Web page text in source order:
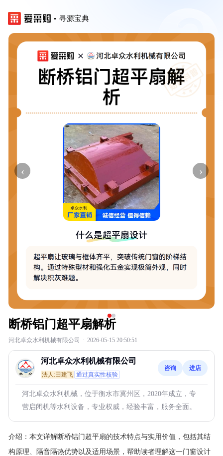
寻源宝典
‹ ›
断桥铝门超平扇解析
河北卓众水利机械有限公司 · 2026-05-15 20:50:51
河北卓众水利机械有限公司
法人:田建飞 通过真实性核验
咨询 进店
河北卓众水利机械，位于衡水市冀州区，2020年成立，专
营启闭机等水利设备，专业权威，经验丰富，服务全面。
介绍： 本文详解断桥铝门超平扇的技术特点与实用价值，包括其结
构原理、隔音隔热优势以及适用场景，帮助读者理解这一门窗设计